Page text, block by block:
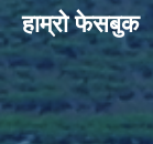
हाम्रो फेसबुक